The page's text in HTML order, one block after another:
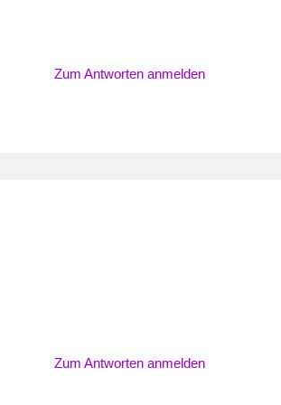
Zum Antworten anmelden
Zum Antworten anmelden